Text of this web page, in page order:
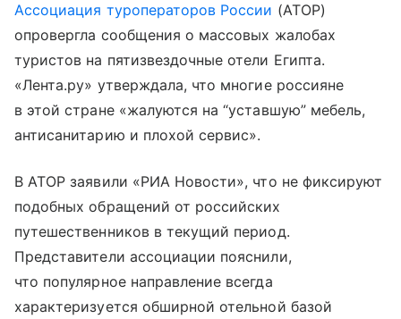
Ассоциация туроператоров России (АТОР)
опровергла сообщения о массовых жалобах
туристов на пятизвездочные отели Египта.
«Лента.ру» утверждала, что многие россияне
в этой стране «жалуются на “уставшую” мебель,
антисанитарию и плохой сервис».
В АТОР заявили «РИА Новости», что не фиксируют
подобных обращений от российских
путешественников в текущий период.
Представители ассоциации пояснили,
что популярное направление всегда
характеризуется обширной отельной базой